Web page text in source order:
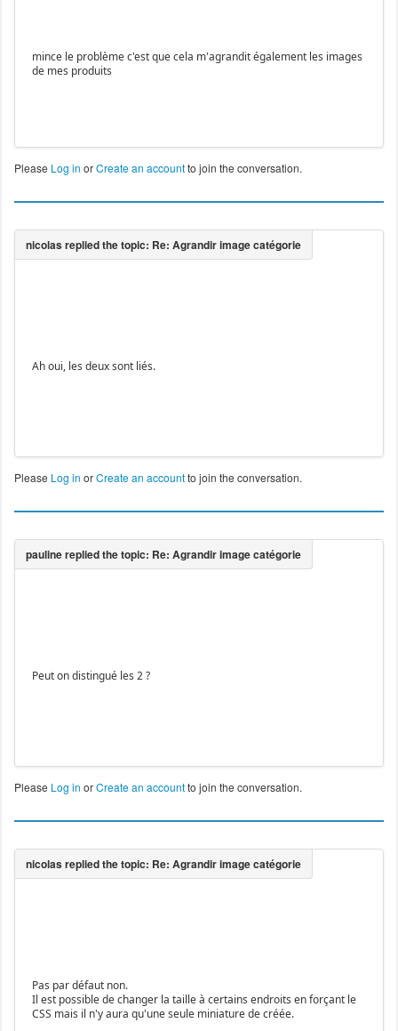
mince le problème c'est que cela m'agrandit également les images
de mes produits
Please Log in orCreate an accountto join the conversation.
Ah oui, les deux sont liés.
Please Log in orCreate an accountto join the conversation.
Peut on distingué les 2 ?
Please Log in orCreate an accountto join the conversation.
Pas par défaut non.
Il est possible de changer la taille à certains endroits en forçant le
CSS mais il n'y aura qu'une seule miniature de créée.